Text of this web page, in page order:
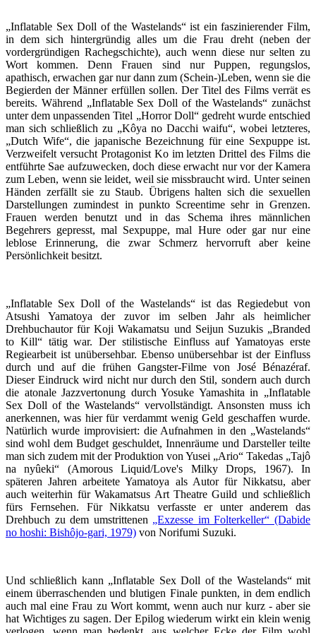
„Inflatable Sex Doll of the Wastelands“ ist ein faszinierender Film,
in dem sich hintergründig alles um die Frau dreht (neben der
vordergründigen Rachegschichte), auch wenn diese nur selten zu
Wort kommen. Denn Frauen sind nur Puppen, regungslos,
apathisch, erwachen gar nur dann zum (Schein-)Leben, wenn sie die
Begierden der Männer erfüllen sollen. Der Titel des Films verrät es
bereits. Während „Inflatable Sex Doll of the Wastelands“ zunächst
unter dem unpassenden Titel „Horror Doll“ gedreht wurde entschied
man sich schließlich zu „Kôya no Dacchi waifu“, wobei letzteres,
„Dutch Wife“, die japanische Bezeichnung für eine Sexpuppe ist.
Verzweifelt versucht Protagonist Ko im letzten Drittel des Films die
entführte Sae aufzuwecken, doch diese erwacht nur vor der Kamera
zum Leben, wenn sie leidet, weil sie missbraucht wird. Unter seinen
Händen zerfällt sie zu Staub. Übrigens halten sich die sexuellen
Darstellungen zumindest in punkto Screentime sehr in Grenzen.
Frauen werden benutzt und in das Schema ihres männlichen
Begehrers gepresst, mal Sexpuppe, mal Hure oder gar nur eine
leblose Erinnerung, die zwar Schmerz hervorruft aber keine
Persönlichkeit besitzt.
„Inflatable Sex Doll of the Wastelands“ ist das Regiedebut von
Atsushi Yamatoya der zuvor im selben Jahr als heimlicher
Drehbuchautor für Koji Wakamatsu und Seijun Suzukis „Branded
to Kill“ tätig war. Der stilistische Einfluss auf Yamatoyas erste
Regiearbeit ist unübersehbar. Ebenso unübersehbar ist der Einfluss
durch und auf die frühen Gangster-Filme von José Bénazéraf.
Dieser Eindruck wird nicht nur durch den Stil, sondern auch durch
die atonale Jazzvertonung durch Yosuke Yamashita in „Inflatable
Sex Doll of the Wastelands“ vervollständigt. Ansonsten muss ich
anerkennen, was hier für verdammt wenig Geld geschaffen wurde.
Natürlich wurde improvisiert: die Aufnahmen in den „Wastelands“
sind wohl dem Budget geschuldet, Innenräume und Darsteller teilte
man sich zudem mit der Produktion von Yusei „Ario“ Takedas „Tajô
na nyûeki“ (Amorous Liquid/Love's Milky Drops, 1967). In
späteren Jahren arbeitete Yamatoya als Autor für Nikkatsu, aber
auch weiterhin für Wakamatsus Art Theatre Guild und schließlich
fürs Fernsehen. Für Nikkatsu verfasste er unter anderem das
Drehbuch zu dem umstrittenen „Exzesse im Folterkeller“ (Dabide
no hoshi: Bishôjo-gari, 1979) von Norifumi Suzuki.
Und schließlich kann „Inflatable Sex Doll of the Wastelands“ mit
einem überraschenden und blutigen Finale punkten, in dem endlich
auch mal eine Frau zu Wort kommt, wenn auch nur kurz - aber sie
hat Wichtiges zu sagen. Der Epilog wiederum wirkt ein klein wenig